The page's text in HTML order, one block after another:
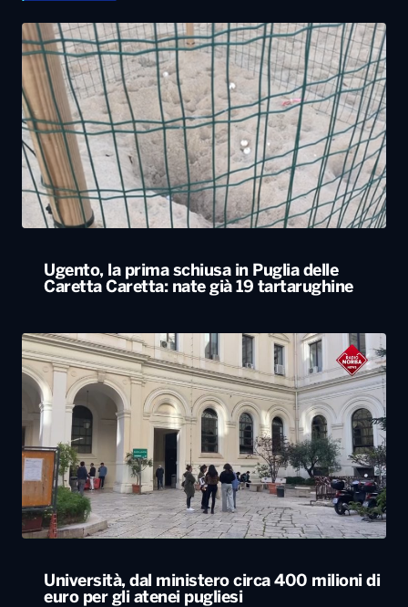
Ugento, la prima schiusa in Puglia delle
Caretta Caretta: nate già 19 tartarughine
Università, dal ministero circa 400 milioni di
euro per gli atenei pugliesi